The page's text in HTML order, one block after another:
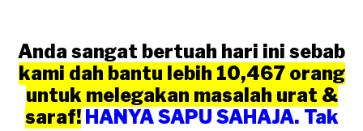
Anda sangat bertuah hari ini sebab
kami dah bantu lebih 10,467 orang
untuk melegakan masalah urat &
saraf! HANYA SAPU SAHAJA. Tak